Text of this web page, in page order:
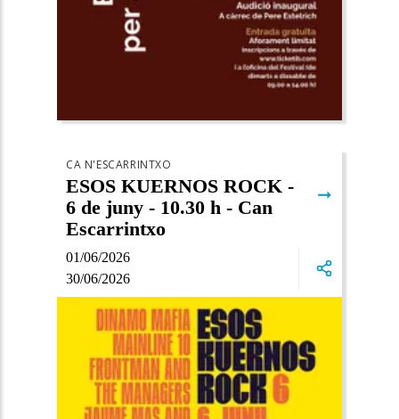
01/06/2026
30/06/2026
CA N'ESCARRINTXO
ESOS KUERNOS ROCK -
6 de juny - 10.30 h - Can
Escarrintxo
➞